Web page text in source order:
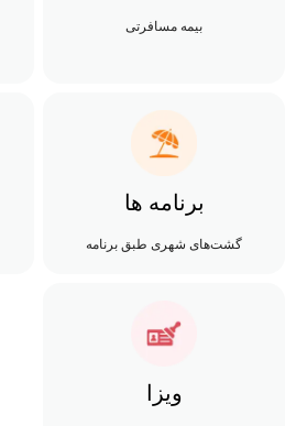
بیمه مسافرتی
برنامه ها
گشت‌های شهری طبق برنامه
ویزا